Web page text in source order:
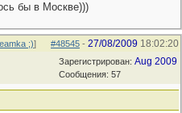
бы в Москве)))
#48545 - 27/08/2009 18:02:20
;)]
Зарегистрирован: Aug 2009
Сообщения: 57